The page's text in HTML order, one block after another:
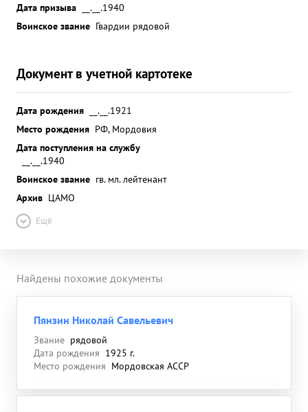
Дата призыва
__.__.1940
Воинское звание Гвардии рядовой
Документ в учетной картотеке
Дата рождения
__.__.1921
Место рождения РФ, Мордовия
Дата поступления на службу
__.__.1940
Воинское звание гв. мл. лейтенант
Архив ЦАМО
Ещё
Найдены похожие документы
Пянзин Николай Савельевич
Звание рядовой
Дата рождения 1925 г.
Место рождения Мордовская АССР